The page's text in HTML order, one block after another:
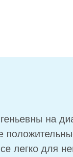
на
легко для